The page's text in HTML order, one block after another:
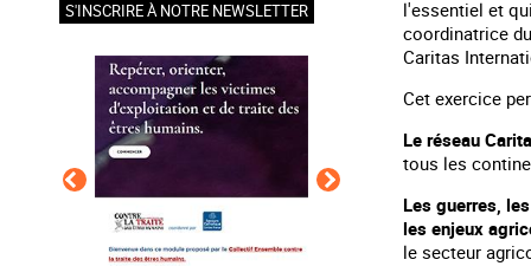
S'INSCRIRE À NOTRE NEWSLETTER
l'essentiel et
coordinatrice
Caritas
Cet exercice
Le réseau
tous les
Les guerres,
les enjeux
le secteur